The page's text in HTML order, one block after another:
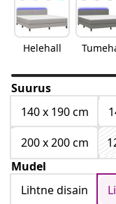
Helehall
Suurus
140 x 190 cm
200 x 200 cm
Mudel
Lihtne disain